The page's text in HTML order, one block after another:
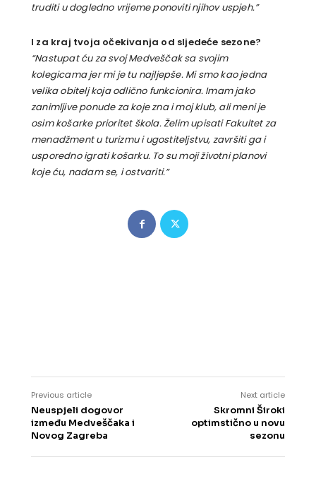
truditi u dogledno vrijeme ponoviti njihov uspjeh.”
I za kraj tvoja očekivanja od sljedeće sezone?
“Nastupat ću za svoj Medveščak sa svojim
kolegicama jer mi je tu najljepše. Mi smo kao jedna
velika obitelj koja odlično funkcionira. Imam jako
zanimljive ponude za koje zna i moj klub, ali meni je
osim košarke prioritet škola. Želim upisati Fakultet za
menadžment u turizmu i ugostiteljstvu, završiti ga i
usporedno igrati košarku. To su moji životni planovi
koje ću, nadam se, i ostvariti.”
Previous article
Neuspjeli dogovor
između Medveščaka i
Novog Zagreba
Next article
Skromni Široki
optimstično u novu
sezonu